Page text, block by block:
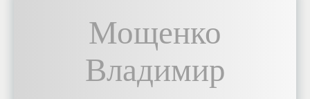
Мощенко
Владимир